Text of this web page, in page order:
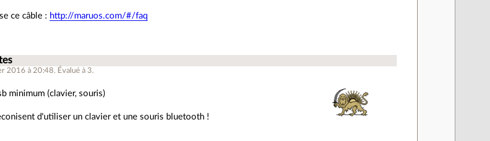
ce câble : http://maruos.com/#/faq
2016 à 20:48. Évalué à 3.
minimum (clavier, souris)
d'utiliser un clavier et une souris bluetooth !